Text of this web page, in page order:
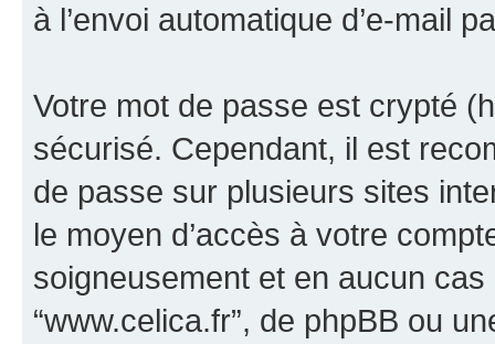
à l’envoi automatique d’e-mail
Votre mot de passe est crypté
sécurisé. Cependant, il est
de passe sur plusieurs sites
le moyen d’accès à votre
soigneusement et en aucun
“www.celica.fr”, de phpBB ou